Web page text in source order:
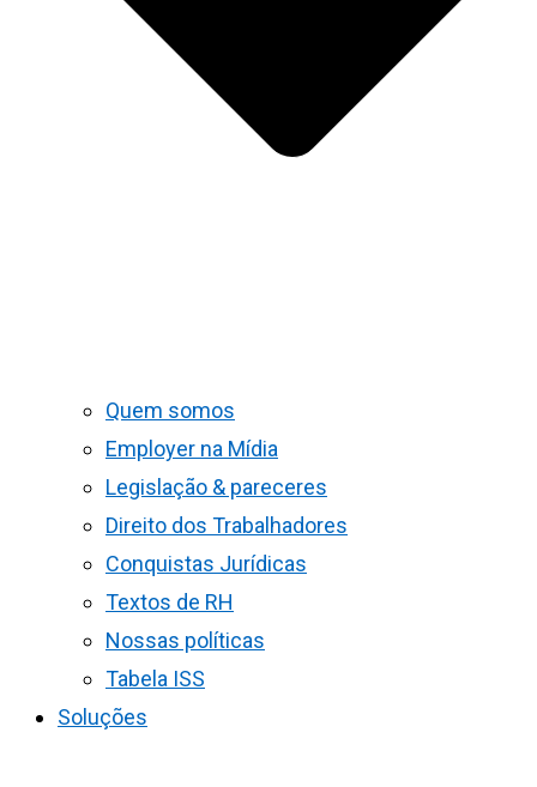
Quem somos
Employer na Mídia
Legislação & pareceres
Direito dos Trabalhadores
Conquistas Jurídicas
Textos de RH
Nossas políticas
Tabela ISS
Soluções